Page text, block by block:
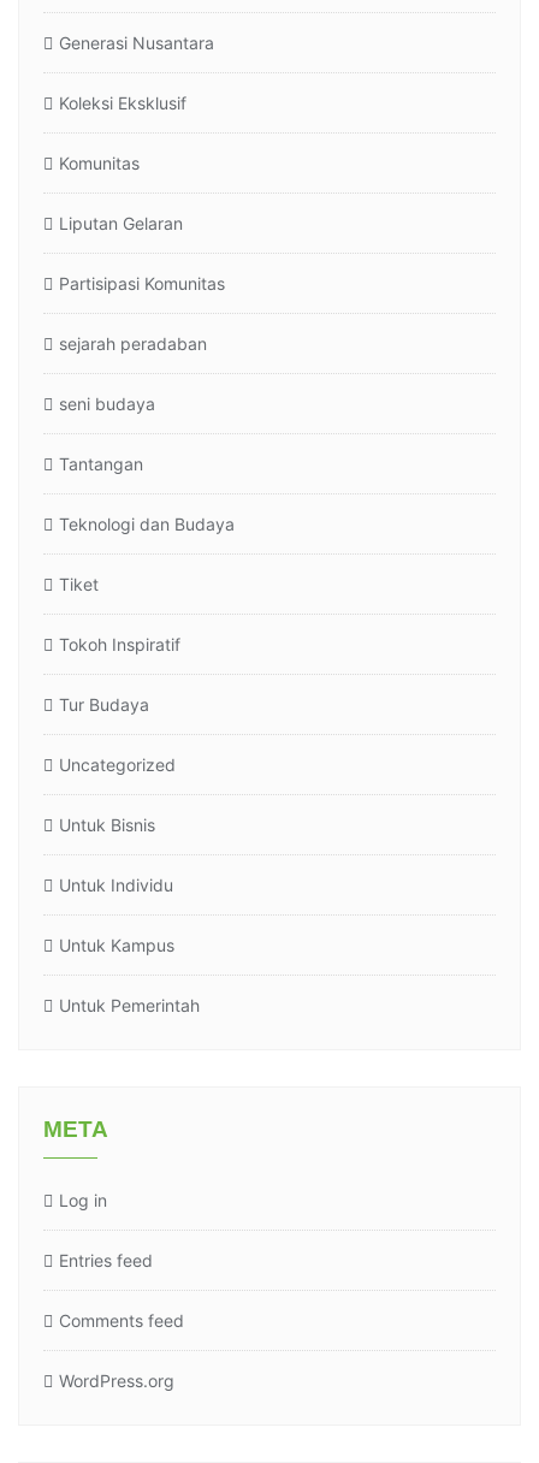
Generasi Nusantara
Koleksi Eksklusif
Komunitas
Liputan Gelaran
Partisipasi Komunitas
sejarah peradaban
seni budaya
Tantangan
Teknologi dan Budaya
Tiket
Tokoh Inspiratif
Tur Budaya
Uncategorized
Untuk Bisnis
Untuk Individu
Untuk Kampus
Untuk Pemerintah
META
Log in
Entries feed
Comments feed
WordPress.org